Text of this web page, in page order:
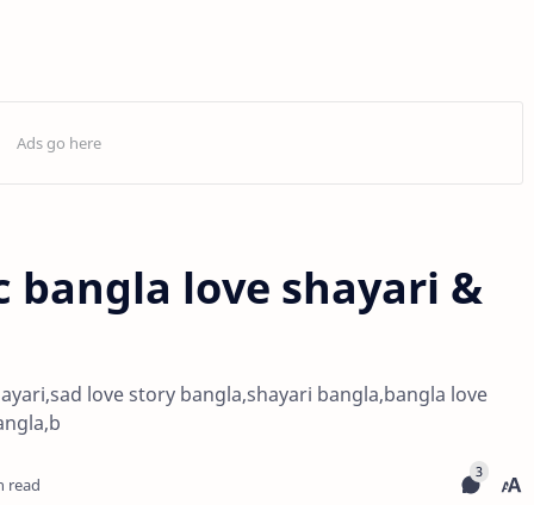
bangla love shayari &
love story bangla,shayari bangla,bangla love
read